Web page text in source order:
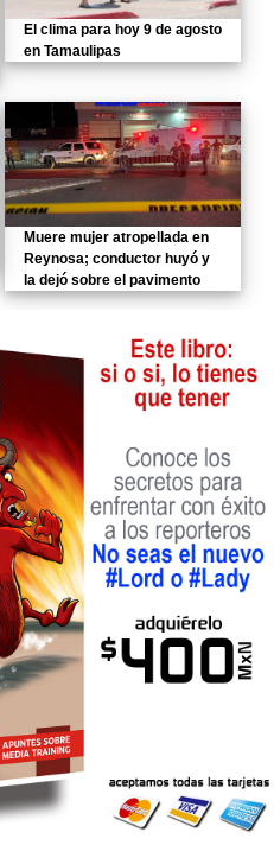
El clima para hoy 9 de agosto
en Tamaulipas
Muere mujer atropellada en
Reynosa; conductor huyó y
la dejó sobre el pavimento